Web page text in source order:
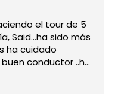
el tour de 5
sido más
cuidado
conductor ..ha
peticiones y